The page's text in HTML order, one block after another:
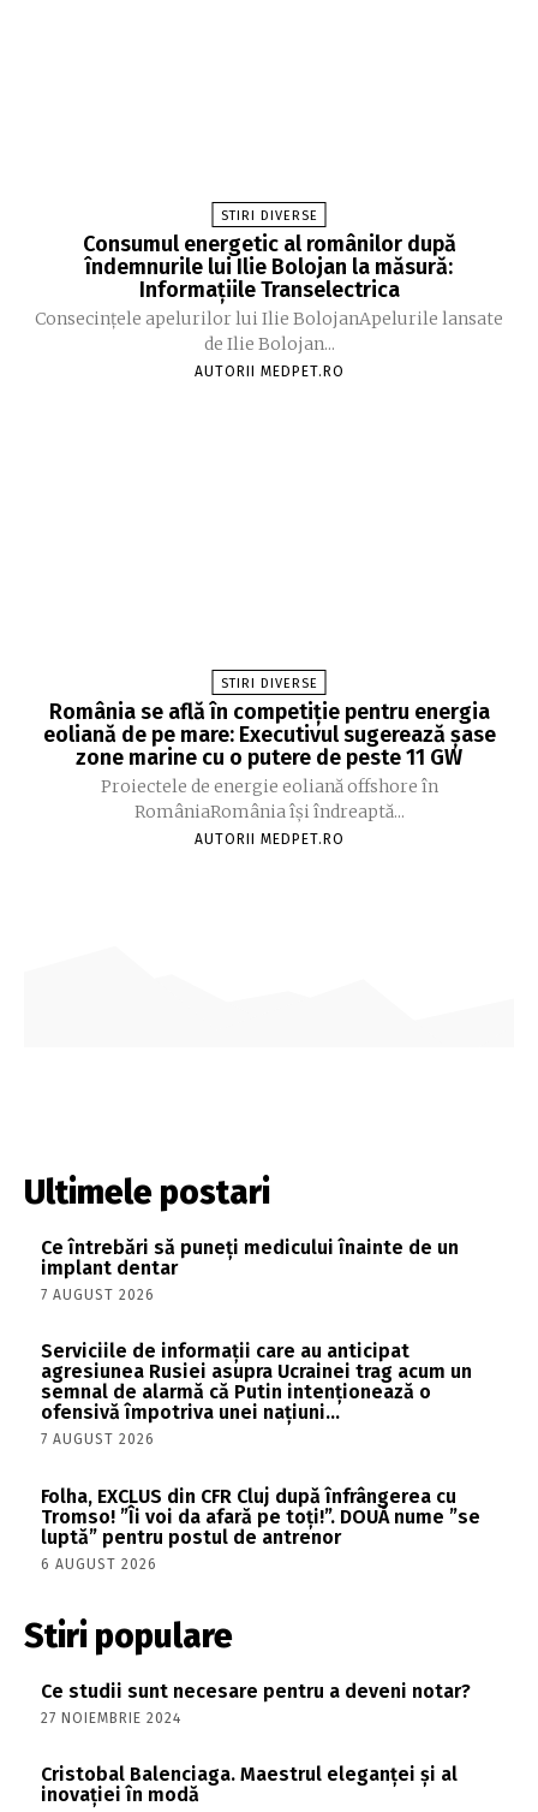
STIRI DIVERSE
Consumul energetic al românilor după
îndemnurile lui Ilie Bolojan la măsură:
Informațiile Transelectrica
Consecințele apelurilor lui Ilie BolojanApelurile lansate
de Ilie Bolojan...
AUTORII MEDPET.RO
STIRI DIVERSE
România se află în competiție pentru energia
eoliană de pe mare: Executivul sugerează șase
zone marine cu o putere de peste 11 GW
Proiectele de energie eoliană offshore în
RomâniaRomânia își îndreaptă...
AUTORII MEDPET.RO
Ultimele postari
Ce întrebări să puneți medicului înainte de un
implant dentar
7 AUGUST 2026
Serviciile de informații care au anticipat
agresiunea Rusiei asupra Ucrainei trag acum un
semnal de alarmă că Putin intenționează o
ofensivă împotriva unei națiuni...
7 AUGUST 2026
Folha, EXCLUS din CFR Cluj după înfrângerea cu
Tromso! ”Îi voi da afară pe toți!”. DOUĂ nume ”se
luptă” pentru postul de antrenor
6 AUGUST 2026
Stiri populare
Ce studii sunt necesare pentru a deveni notar?
27 NOIEMBRIE 2024
Cristobal Balenciaga. Maestrul eleganței și al
inovației în modă